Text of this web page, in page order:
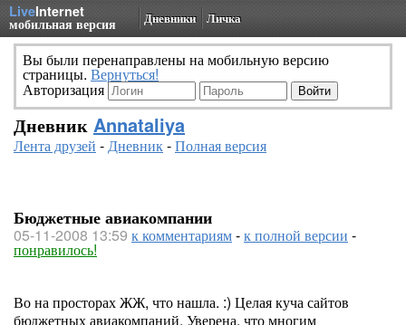
LiveInternet
мобильная версия Дневники Личка
Вы были перенаправлены на мобильную версию
страницы. Вернуться!
Авторизация
Дневник Annataliya
Лента друзей -Дневник-Полная версия
Бюджетные авиакомпании
05-11-2008 13:59 к комментариям-к полной версии -
понравилось!
Во на просторах ЖЖ, что нашла. :) Целая куча сайтов
бюджетных авиакомпаний. Уверена, что многим